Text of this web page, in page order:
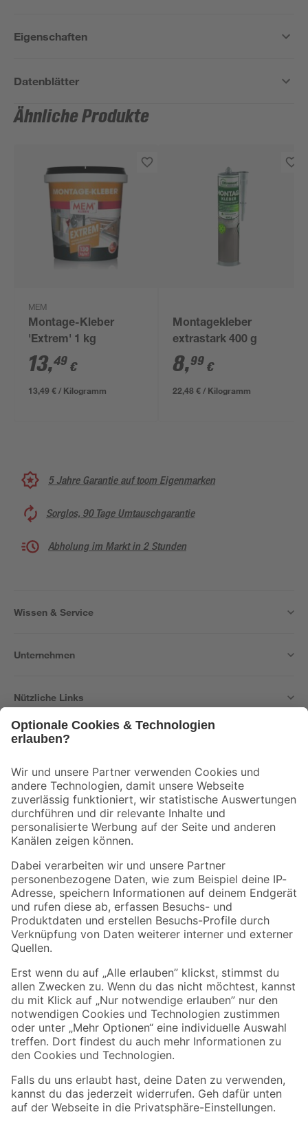
Eigenschaften
Datenblätter
Ähnliche Produkte
MEM
Montage-Kleber
'Extrem' 1 kg
13,49 €
13,49 € / Kilogramm
Montagekleber
extrastark 400 g
8,99 €
22,48 € / Kilogramm
5 Jahre Garantie auf toom Eigenmarken
Sorglos, 90 Tage Umtauschgarantie
Abholung im Markt in 2 Stunden
Wissen & Service
Unternehmen
Nützliche Links
Der toom Newsletter: Keine Angebote und Aktionen mehr verpassen!
Zur Newsletter Anmeldung
Folge uns
Zahlungsarten Versandarten
Sicher einkaufen
Jetzt die toom-App herunterladen
Alle Preisangaben in EUR inkl. gesetzl. MwSt.. Die dargestellten Angebote sind unter
Umständen nicht in allen Märkten verfügbar. Die angegebenen Verfügbarkeiten beziehen